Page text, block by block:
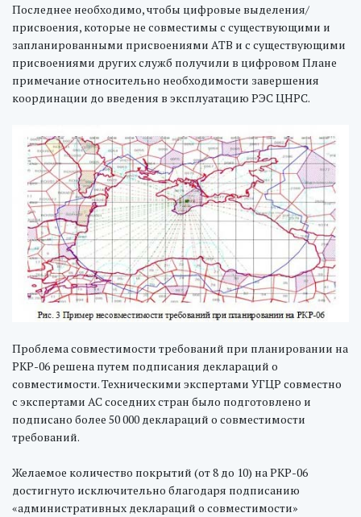
Последнее необходимо, чтобы цифровые выделения/
присвоения, которые не совместимы с существующими и
запланированными присвоениями АТВ и с существующими
присвоениями других служб получили в цифровом Плане
примечание относительно необходимости завершения
координации до введения в эксплуатацию РЭС ЦНРС.
Проблема совместимости требований при планировании на
РКР-06 решена путем подписания деклараций о
совместимости. Техническими экспертами УГЦР совместно
с экспертами АС соседних стран было подготовлено и
подписано более 50 000 деклараций о совместимости
требований.
Желаемое количество покрытий (от 8 до 10) на РКР-06
достигнуто исключительно благодаря подписанию
«административных деклараций о совместимости»